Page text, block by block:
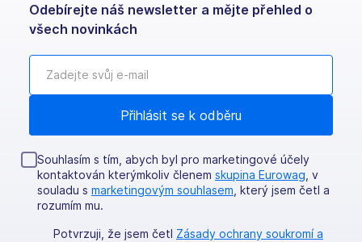
Odebírejte náš newsletter a mějte přehled o
všech novinkách
Souhlasím s tím, abych byl pro marketingové účely
kontaktován kterýmkoliv členem skupina Eurowag , v
souladu s marketingovým souhlasem , který jsem četl a
rozumím mu.
Potvrzuji, že jsem četl Zásady ochrany soukromí a